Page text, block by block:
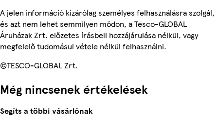
A jelen információ kizárólag személyes felhasználásra szolgál,
és azt nem lehet semmilyen módon, a Tesco-GLOBAL
Áruházak Zrt. előzetes írásbeli hozzájárulása nélkül, vagy
megfelelő tudomásul vétele nélkül felhasználni.
©TESCO-GLOBAL Zrt.
Még nincsenek értékelések
Segíts a többi vásárlónak